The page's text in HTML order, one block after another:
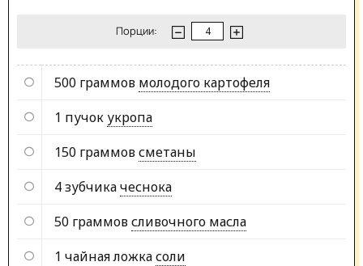
Порции:
500 граммов молодого картофеля
1 пучок укропа
150 граммовсметаны
4 зубчикачеснока
50 граммовсливочного масла
1 чайная ложкасоли